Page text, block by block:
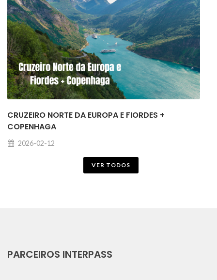
CRUZEIRO NORTE DA EUROPA E FIORDES +
COPENHAGA
2026-02-12
VER TODOS
PARCEIROS INTERPASS